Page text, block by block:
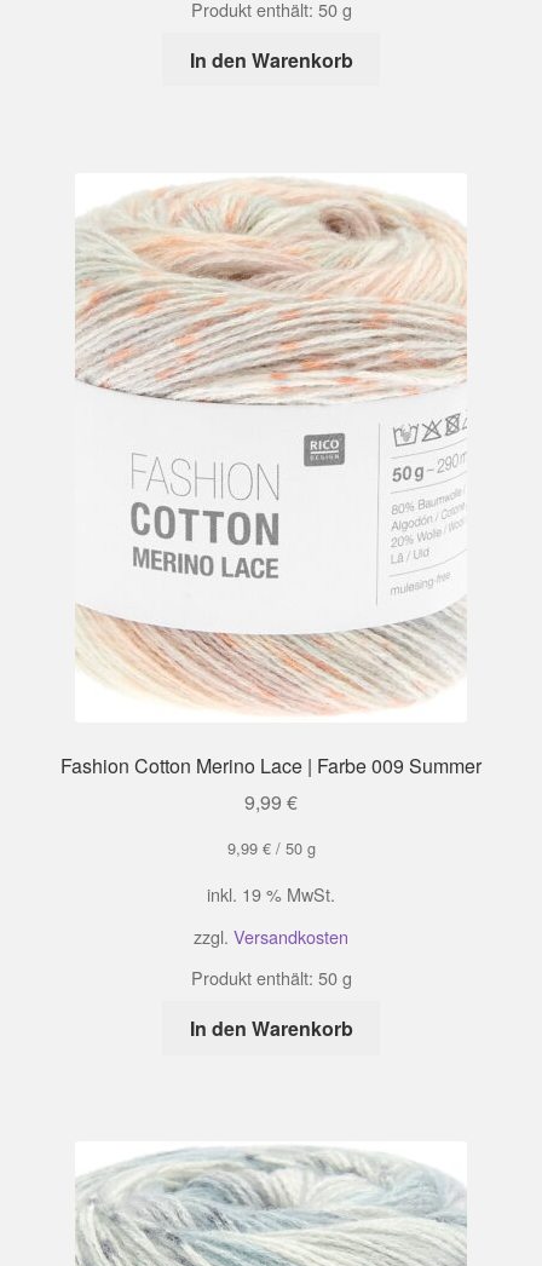
Produkt enthält: 50g
In den Warenkorb
Fashion Cotton Merino Lace | Farbe 009 Summer
9,99 €
9,99 €/ 50 g
inkl. 19 % MwSt.
zzgl. Versandkosten
Produkt enthält: 50g
In den Warenkorb